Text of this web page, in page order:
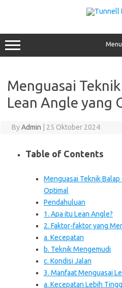
Menu
Menguasai
Lean Angle yang
ByAdmin 25 Oktober 2024
Table of Contents
Menguasai Teknik
Optimal
Pendahuluan
1. Apa itu Lean Angle?
2. Faktor-faktor yang
a. Kecepatan
b. Teknik Mengemudi
c. Kondisi Jalan
3. Manfaat Menguasai
a. Kecepatan Lebih